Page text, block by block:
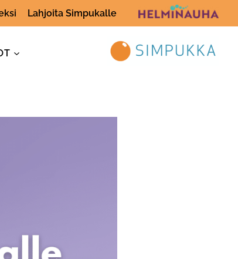
Lahjoita Simpukalle